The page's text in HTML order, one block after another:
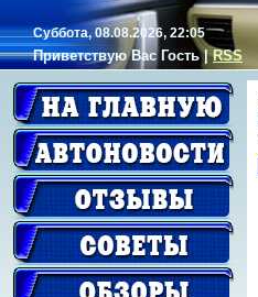
Суббота, 08.08.2026, 22:05
Приветствую Вас Гость|RSS